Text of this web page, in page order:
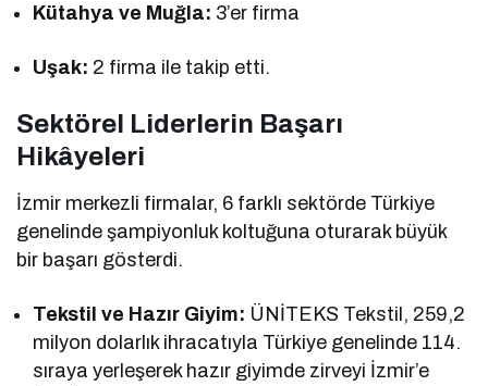
Kütahya ve Muğla: 3’er firma
Uşak: 2 firma ile takip etti.
Sektörel Liderlerin Başarı
Hikâyeleri
İzmir merkezli firmalar, 6 farklı sektörde Türkiye
genelinde şampiyonluk koltuğuna oturarak büyük
bir başarı gösterdi.
Tekstil ve Hazır Giyim: ÜNİTEKS Tekstil, 259,2
milyon dolarlık ihracatıyla Türkiye genelinde 114.
sıraya yerleşerek hazır giyimde zirveyi İzmir’e